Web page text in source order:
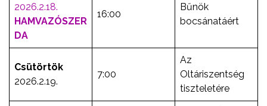
2026.2.18.
HAMVAZÓSZER
DA
16:00
Bűnök
bocsánatáért
Csütörtök
2026.2.19.
7:00
Az
Oltáriszentség
tiszteletére